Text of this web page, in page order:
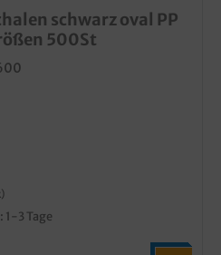
schwarz oval PP
500St
3 Tage